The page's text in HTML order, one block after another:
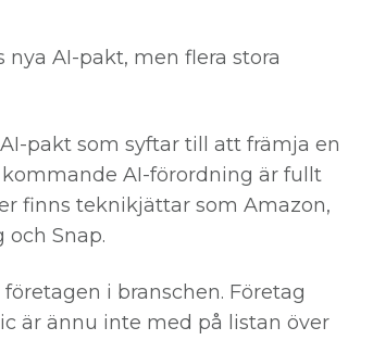
nya AI-pakt, men flera stora
pakt som syftar till att främja en
AI-förordning är fullt
finns teknikjättar som Amazon,
och Snap.
i branschen. Företag
är ännu inte med på listan över